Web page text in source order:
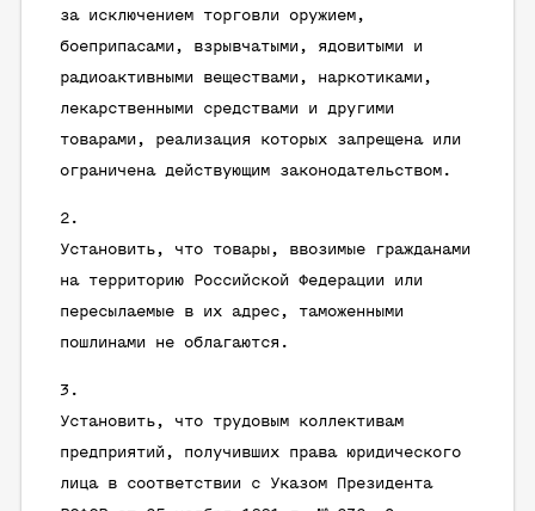
за исключением торговли оружием,
боеприпасами, взрывчатыми, ядовитыми и
радиоактивными веществами, наркотиками,
лекарственными средствами и другими
товарами, реализация которых запрещена или
ограничена действующим законодательством.
Установить, что товары, ввозимые гражданами
на территорию Российской Федерации или
пересылаемые в их адрес, таможенными
пошлинами не облагаются.
Установить, что трудовым коллективам
предприятий, получивших права юридического
лица в соответствии с Указом Президента